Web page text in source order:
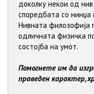
доколку некои од
споредбата со нинџа
Нивната филозофија
одличната физичка
состојба на умот.
Помогнете им да
праведен карактер,